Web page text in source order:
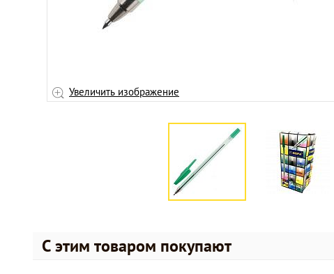
Увеличить изображение
С этим товаром покупают